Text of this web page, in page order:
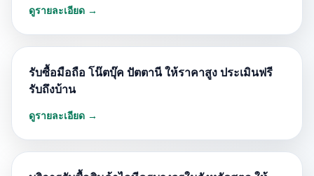
ดูรายละเอียด →
รับซื้อมือถือ โน๊ตบุ๊ค ปัตตานี ให้ราคาสูง ประเมินฟรี
รับถึงบ้าน
ดูรายละเอียด →